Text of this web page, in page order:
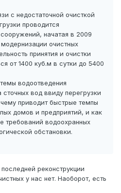
с недостаточной очисткой
проводится
начатая в 2009
очистных
принятия и очистки
от 1400 куб.м в сутки до 5400
водоотведения
сточных вод ввиду перегрузки
приводит быстрые темпы
домов и предприятий, и как
требований водоохранных
обстановки.
реконструкции
у нас нет. Наоборот, есть